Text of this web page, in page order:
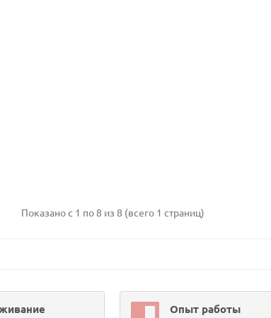
Показано с 1 по 8 из 8 (всего 1 страниц)
Опыт работы